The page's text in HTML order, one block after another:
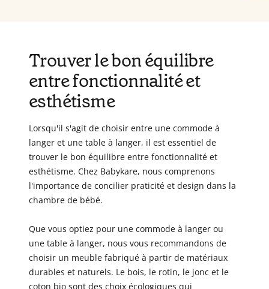
Trouver le bon équilibre
entre fonctionnalité et
esthétisme
Lorsqu'il s'agit de choisir entre une commode à
langer et une table à langer, il est essentiel de
trouver le bon équilibre entre fonctionnalité et
esthétisme. Chez Babykare, nous comprenons
l'importance de concilier praticité et design dans la
chambre de bébé.
Que vous optiez pour une commode à langer ou
une table à langer, nous vous recommandons de
choisir un meuble fabriqué à partir de matériaux
durables et naturels. Le bois, le rotin, le jonc et le
coton bio sont des choix écologiques qui